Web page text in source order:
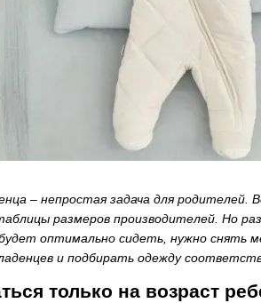
– непростая задача для
размеров производителей. Но
оптимально сидеть, нужно снять
и подбирать одежду
только на возраст